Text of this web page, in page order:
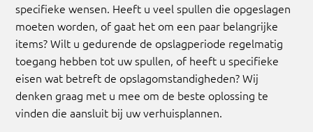
specifieke wensen. Heeft u veel spullen die opgeslagen
moeten worden, of gaat het om een paar belangrijke
items? Wilt u gedurende de opslagperiode regelmatig
toegang hebben tot uw spullen, of heeft u specifieke
eisen wat betreft de opslagomstandigheden? Wij
denken graag met u mee om de beste oplossing te
vinden die aansluit bij uw verhuisplannen.